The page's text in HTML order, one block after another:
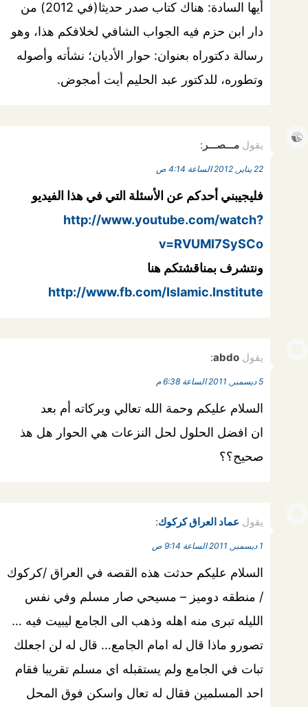
أيها السادة: هناك كتاب صدر حديثا(في 2012) من
دار ابن حزم فيه الجواب الشافي لخلافكم هذا، وهو
رسالة دكتوراه بعنوان: حوار الأديان؛ نشأته وأصوله
وتطوره، للدكتور عبد الحليم أيت أمجوض.
يقول مـــصـــر :
22 يناير, 2012 الساعة 4:14 ص
فليجيبني أحدكم عن الأسئلة التي في هذا الفيديو
http://www.youtube.com/watch?
v=RVUMI7SySCo
ونتشرف بمناقشتكم هنا
http://www.fb.com/Islamic.Institute
يقول abdo
:
5 ديسمبر, 2011 الساعة 6:38 م
السلام عليكم وحمة الله تعالي وبركاته أم بعد
ان افضل الحلول لحل النزعات هي الحوار هل هذ
صحيح؟؟
يقول عماد العراق كركوك:
1 ديسمبر, 2011 الساعة 9:14 ص
السلام عليكم حدثت هذه القصه في العراق /كركوك
/ منطقه دوميز – مسيحي صار مسلم وفي نفس
الليله تبرى منه اهله وذهب الى الجامع ليبيت فيه …
تصورو ماذا قال له امام الجامع… قال له لن اجعلك
تبات في الجامع ولم يستقبله اي مسلم تقريبا فقام
احد المسلمين فقال له تعال واسكن فوق المحل